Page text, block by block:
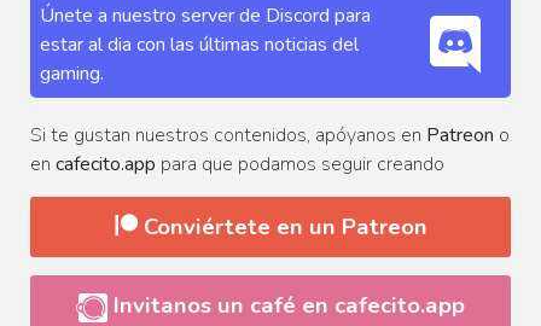
Únete a nuestro server de Discord para
estar al dia con las últimas noticias del
gaming.
Si te gustan nuestros contenidos, apóyanos en Patreon o
en cafecito.app para que podamos seguir creando
Conviértete en un Patreon
Invitanos un café en cafecito.app